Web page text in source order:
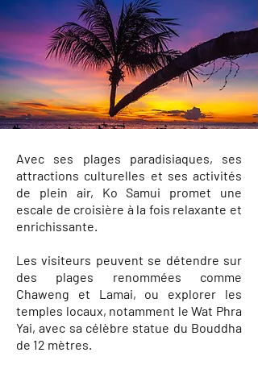
Avec ses plages paradisiaques, ses
attractions culturelles et ses activités
de plein air, Ko Samui promet une
escale de croisière à la fois relaxante et
enrichissante.
Les visiteurs peuvent se détendre sur
des plages renommées comme
Chaweng et Lamai, ou explorer les
temples locaux, notamment le Wat Phra
Yai, avec sa célèbre statue du Bouddha
de 12 mètres.